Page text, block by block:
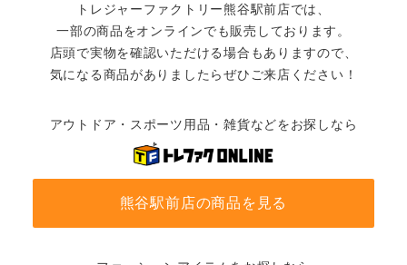
トレジャーファクトリー熊谷駅前店では、
一部の商品をオンラインでも販売しております。
店頭で実物を確認いただける場合もありますので、
気になる商品がありましたらぜひご来店ください！
アウトドア・スポーツ用品・雑貨などをお探しなら
熊谷駅前店の商品を見る